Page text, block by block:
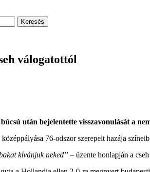
válogatottól
után bejelentette visszavonulását a
76-odszor szerepelt hazája
kívánjuk neked” – üzente honlapján a